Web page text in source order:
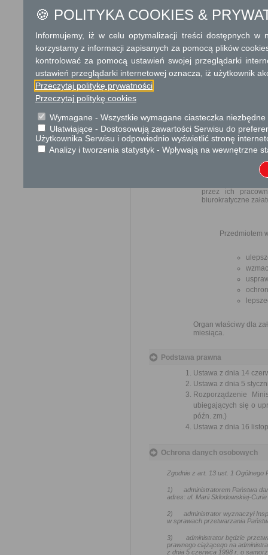
Informacja
Dodatkowe
Wydanie Profilu
za pośrednictwem organu,
Urzędzie lub data jego
opłat.
przez ich
biurokratyczne
Przedmiotem
Organ właściwy dla
miesiąca.
Podstawa prawna
Ustawa z dnia 14
Ustawa z dnia 5
Rozporządzenie
ubiegających się o
późn. zm.)
Ustawa z dnia 16
Ochrona danych osobowych
Zgodnie z art. 13 ust. 1 Ogólnego
1) administratorem Państwa
adres: ul. Marii Skłodowskiej-
2) administrator wyznaczył
w sprawach przetwarzania
3) administrator będzie
prawnego ciążącego na
z dnia 5 czerwca 1998 r. o
🍪 POLITYKA COOKIES &
Informujemy, iż w celu optymalizacji treści dostępnych w
korzystamy z informacji zapisanych za pomocą plików
kontrolować za pomocą ustawień swojej przeglądarki
ustawień przeglądarki internetowej oznacza, iż użytkownik
Przeczytaj politykę prywatności
Przeczytaj politykę cookies
Wymagane - Wszystkie wymagane ciasteczka
Ułatwiające - Dostosowują zawartości Serwisu do
Użytkownika Serwisu i odpowiednio wyświetlić stronę
Analizy i tworzenia statystyk - Wpływają na wewnętrzne